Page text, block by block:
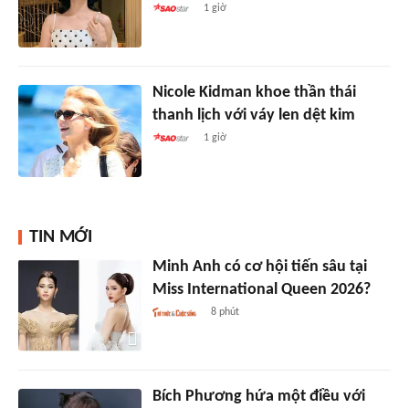
1 giờ
Nicole Kidman khoe thần thái
thanh lịch với váy len dệt kim
1 giờ
TIN MỚI
Minh Anh có cơ hội tiến sâu tại
Miss International Queen 2026?
8 phút
Bích Phương hứa một điều với